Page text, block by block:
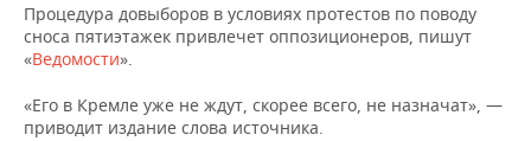
ONLINE-КОНФЕРЕНЦИИ
ОТКРЫТАЯ ЛЕКЦИЯ
ХОККЕЙ
БАСКЕТБОЛ
ВОЛЕЙБОЛ
ВЛАСТЬ
ИНФРАСТРУКТУРА
ИСТОРИЯ
СЮЖЕТЫ
СПРАВОЧНИК
СПИСОК ПЕРСОН
ПОЛНАЯ ВЕРСИЯ
Процедура довыборов в условиях протестов по поводу
сноса пятиэтажек привлечет оппозиционеров, пишут
«Ведомости».
«Его в Кремле уже не ждут, скорее всего, не назначат», —
приводит издание слова источника.